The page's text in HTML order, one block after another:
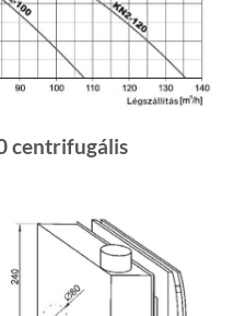
centrifugális